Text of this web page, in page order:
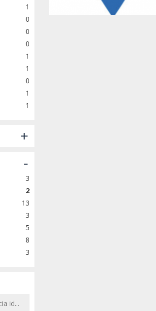
1
0
0
0
1
1
0
1
1
+
-
3
2
13
3
5
8
3